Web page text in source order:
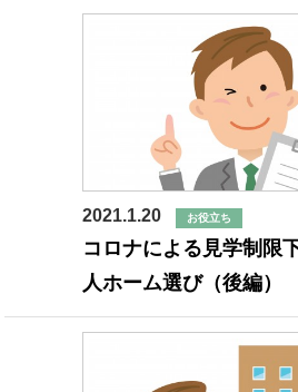
2021.1.20 お役立ち
コロナによる見学制限
人ホーム選び（後編）